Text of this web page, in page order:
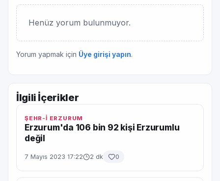
Henüz yorum bulunmuyor.
Yorum yapmak için Üye girişi yapın.
İlgili İçerikler
ŞEHR-İ ERZURUM
Erzurum'da 106 bin 92 kişi Erzurumlu
değil
7 Mayıs 2023 17:22 2 dk 0